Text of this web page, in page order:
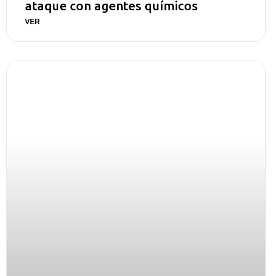
ataque con agentes químicos
VER